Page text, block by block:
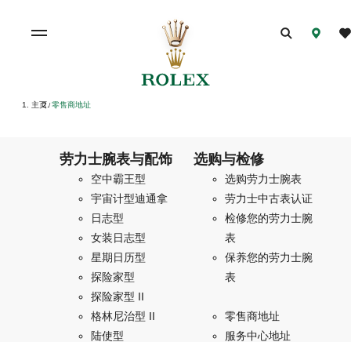
主页/ 零售商地址
劳力士腕表与配饰
空中霸王型
宇宙计型迪通拿
日志型
女装日志型
星期日历型
探险家型
探险家型 II
格林尼治型 II
陆使型
选购与检修
选购劳力士腕表
劳力士中古表认证
检修您的劳力士腕
表
保养您的劳力士腕
表
零售商地址
服务中心地址